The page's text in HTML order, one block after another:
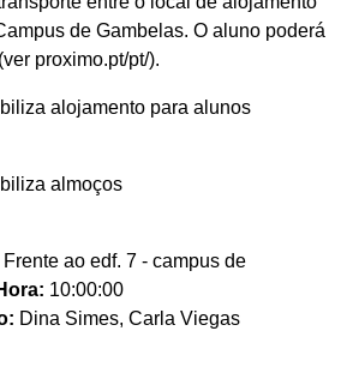
de Gambelas. O aluno poderá
proximo.pt/pt/).
alojamento para alunos
almoços
Frente ao edf. 7 - campus de
10:00:00
Dina Simes, Carla Viegas